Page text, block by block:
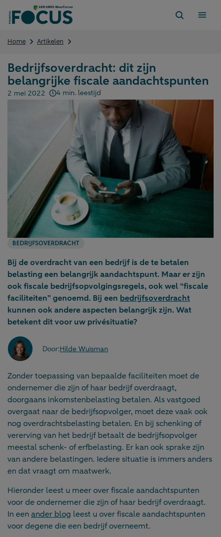
naar
Home Artikelen
belangrijke
fiscale
aandachtspunten
Bedrijfsoverdracht: dit zijn
belangrijke fiscale aandachtspunten
Gepubliceerd op:
2 mei 2022 4 min. leestijd
BEDRIJFSOVERDRACHT
Bij de overdracht van een bedrijf is de te betalen
belasting een belangrijk aandachtspunt. Maar er zijn
ook fiscale bedrijfsopvolgingsregels, ook wel “fiscale
faciliteiten” genoemd. Bij een bedrijfsoverdracht
kunnen ook andere aspecten belangrijk zijn. Wat
betekent dit voor uw privésituatie?
Door:Hilde Wuisman
Zonder toepassing van bepaalde faciliteiten moet de
ondernemer die zijn of haar bedrijf overdraagt,
doorgaans inkomstenbelasting betalen. Als vastgoed
overgaat naar de bedrijfsopvolger, moet deze vaak ook
nog overdrachtsbelasting betalen. En bij schenking of
vererving van het bedrijf betaalt de bedrijfsopvolger
meestal schenk- of erfbelasting. Er kan ook sprake zijn
van andere belastingen. Iedere situatie is immers anders
en dat vraagt om maatwerk.
Hieronder leest u meer over fiscale aandachtspunten
voor de ondernemer die zijn of haar bedrijf overdraagt.
In eenander blog leest u over fiscale aandachtspunten
voor degene die een bedrijf overneemt.